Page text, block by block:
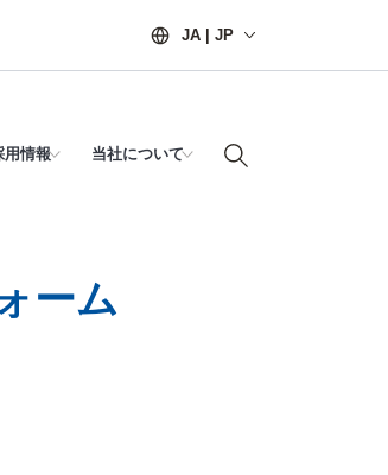
JA | JP
用情報 当社について
ーム